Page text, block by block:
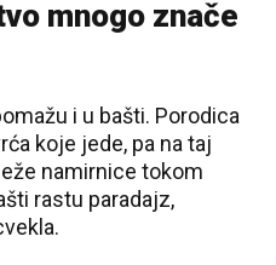
mnogo znače
i u bašti. Porodica
koje jede, pa na taj
namirnice tokom
rastu paradajz,